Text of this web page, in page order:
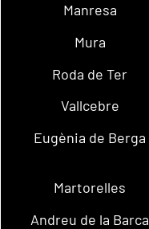
Manresa
Mura
Roda de Ter
Vallcebre
Eugènia de Berga
Martorelles
Andreu de la Barca